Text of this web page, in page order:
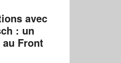
avec
: un
au Front